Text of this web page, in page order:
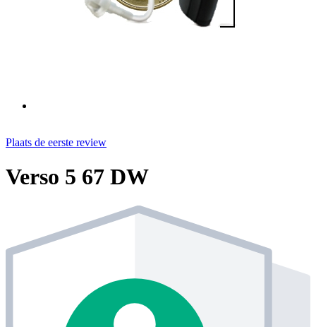
Plaats de eerste review
Verso 5 67 DW